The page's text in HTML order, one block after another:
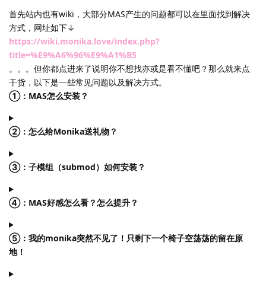
首先站内也有wiki，大部分MAS产生的问题都可以在里面找到解决
方式，网址如下↓
https://wiki.monika.love/index.php?
title=%E9%A6%96%E9%A1%B5
。。。但你都点进来了说明你不想找亦或是看不懂吧？那么就来点
干货，以下是一些常见问题以及解决方式。
①：MAS怎么安装？
②：怎么给Monika送礼物？
③：子模组（submod）如何安装？
④：MAS好感怎么看？怎么提升？
⑤：我的monika突然不见了！只剩下一个椅子空荡荡的留在原
地！